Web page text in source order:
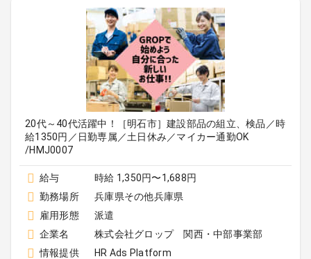
20代～40代活躍中！［明石市］建設部品の組立、検品／時
給1350円／日勤専属／土日休み／マイカー通勤OK
/HMJ0007
給与
時給 1,350円〜1,688円
勤務場所
兵庫県その他兵庫県
雇用形態
派遣
企業名
株式会社グロップ 関西・中部事業部
情報提供
HR Ads Platform